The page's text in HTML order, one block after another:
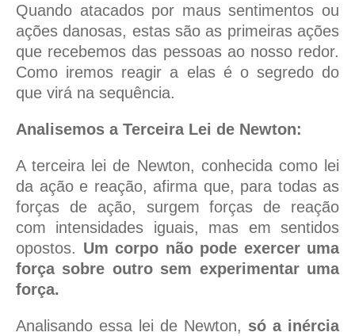
Quando atacados por maus sentimentos ou
ações danosas, estas são as primeiras ações
que recebemos das pessoas ao nosso redor.
Como iremos reagir a elas é o segredo do
que virá na sequência.
Analisemos a Terceira Lei de Newton:
A terceira lei de Newton, conhecida como lei
da ação e reação, afirma que, para todas as
forças de ação, surgem forças de reação
com intensidades iguais, mas em sentidos
opostos. Um corpo não pode exercer uma
força sobre outro sem experimentar uma
força.
Analisando essa lei de Newton, só a inércia